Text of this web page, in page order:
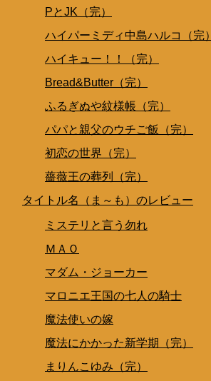
PとJK（完）
ハイパーミディ中島ハルコ（完）
ハイキュー！！（完）
Bread&Butter（完）
ふるぎぬや紋様帳（完）
パパと親父のウチご飯（完）
初恋の世界（完）
薔薇王の葬列（完）
タイトル名（ま～も）のレビュー
ミステリと言う勿れ
ＭＡＯ
マダム・ジョーカー
マロニエ王国の七人の騎士
魔法使いの嫁
魔法にかかった新学期（完）
まりんこゆみ（完）